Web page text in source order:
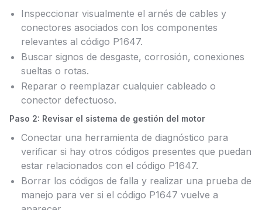
Inspeccionar visualmente el arnés de cables y
conectores asociados con los componentes
relevantes al código P1647.
Buscar signos de desgaste, corrosión, conexiones
sueltas o rotas.
Reparar o reemplazar cualquier cableado o
conector defectuoso.
Paso 2: Revisar el sistema de gestión del motor
Conectar una herramienta de diagnóstico para
verificar si hay otros códigos presentes que puedan
estar relacionados con el código P1647.
Borrar los códigos de falla y realizar una prueba de
manejo para ver si el código P1647 vuelve a